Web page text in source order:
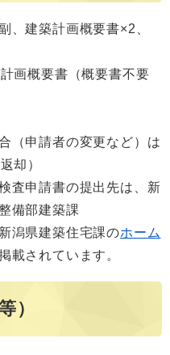
、建築計画概要書×2、
画概要書（概要書不要
（申請者の変更など）は
却）
査申請書の提出先は、新
備部建築課
潟県建築住宅課のホーム
載されています。
）